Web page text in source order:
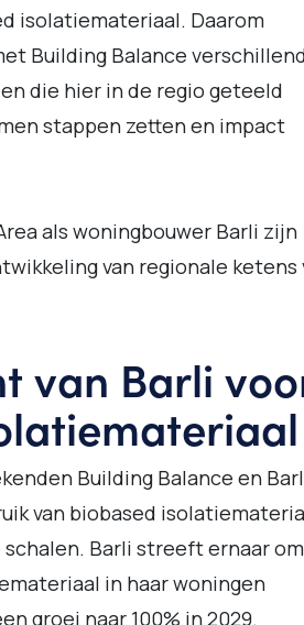
isolatiemateriaal. Daarom
Building Balance
die hier in de regio geteeld
stappen zetten en impact
als woningbouwer Barli zijn
van regionale ketens
van Barli
Building Balance en
van biobased
Barli streeft ernaar
in haar woningen
groei naar 100% in 2029.